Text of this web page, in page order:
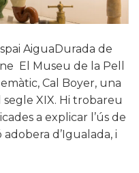
AiguaDurada de
El Museu de la Pell
Cal Boyer, una
XIX. Hi trobareu
a explicar l’ús de
d’Igualada, i